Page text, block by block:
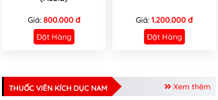
Giá: 800.000 đ
Đặt Hàng
Giá: 1.200.000 đ
Đặt Hàng
Xem thêm
THUỐC VIÊN KÍCH DỤC NAM